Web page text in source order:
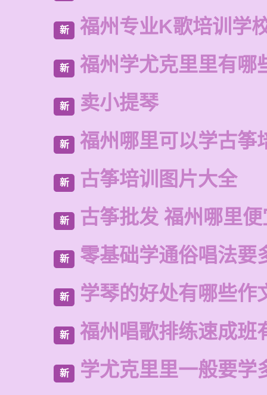
新 福州专业K歌培训学
新 福州学尤克里里有哪
新 卖小提琴
新 福州哪里可以学古筝
新 古筝培训图片大全
新 古筝批发 福州哪里
新 零基础学通俗唱法要
新 学琴的好处有哪些作
新 福州唱歌排练速成班
新 学尤克里里一般要学